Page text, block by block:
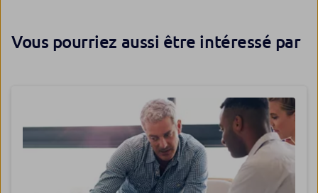
Vous pourriez aussi être intéressé par